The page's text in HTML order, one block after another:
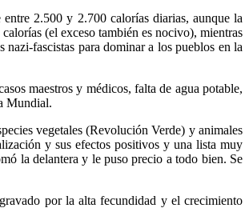
2.500 y 2.700 calorías diarias, aunque la
(el exceso también es nocivo), mientras
nazi-fascistas para dominar a los pueblos en la
maestros y médicos, falta de agua potable,
Mundial.
vegetales (Revolución Verde) y animales
y sus efectos positivos y una lista muy
la delantera y le puso precio a todo bien. Se
por la alta fecundidad y el crecimiento